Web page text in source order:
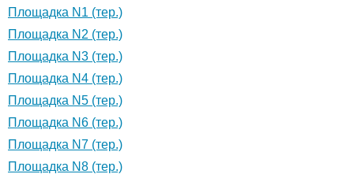
Площадка N1 (тер.)
Площадка N2 (тер.)
Площадка N3 (тер.)
Площадка N4 (тер.)
Площадка N5 (тер.)
Площадка N6 (тер.)
Площадка N7 (тер.)
Площадка N8 (тер.)